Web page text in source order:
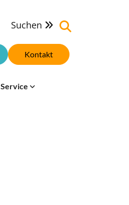
Suchen 
Kontakt
Service